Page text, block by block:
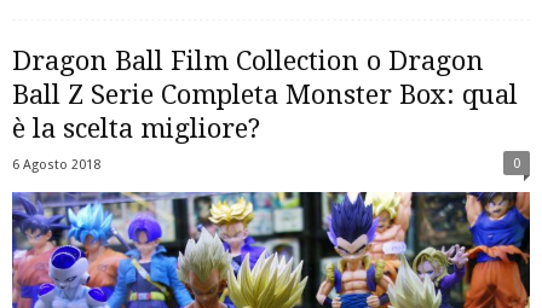
Dragon Ball Film Collection o Dragon
Ball Z Serie Completa Monster Box: qual
è la scelta migliore?
6 Agosto 2018 0